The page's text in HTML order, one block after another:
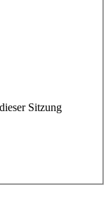
Sitzung